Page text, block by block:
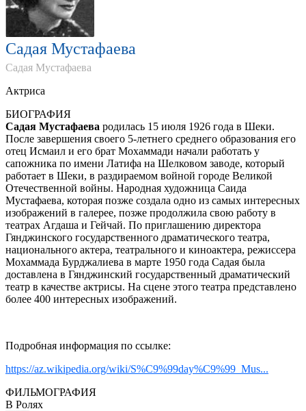
Садая Мустафаева
Садая Мустафаева
Aктриса
БИОГРАФИЯ
Садая Мустафаева родилась 15 июля 1926 года в Шеки.
После завершения своего 5-летнего среднего образования его
отец Исмаил и его брат Мохаммади начали работать у
сапожника по имени Латифа на Шелковом заводе, который
работает в Шеки, в раздираемом войной городе Великой
Отечественной войны. Народная художница Саида
Мустафаева, которая позже создала одно из самых интересных
изображений в галерее, позже продолжила свою работу в
театрах Агдаша и Гейчай. По приглашению директора
Гянджинского государственного драматического театра,
национального актера, театрального и киноактера, режиссера
Мохаммада Бурджалиева в марте 1950 года Садая была
доставлена в Гянджинский государственный драматический
театр в качестве актрисы. На сцене этого театра представлено
более 400 интересных изображений.
Подробная информация по ссылке:
https://az.wikipedia.org/wiki/S%C9%99day%C9%99_Mus...
ФИЛЬМОГРАФИЯ
В Ролях